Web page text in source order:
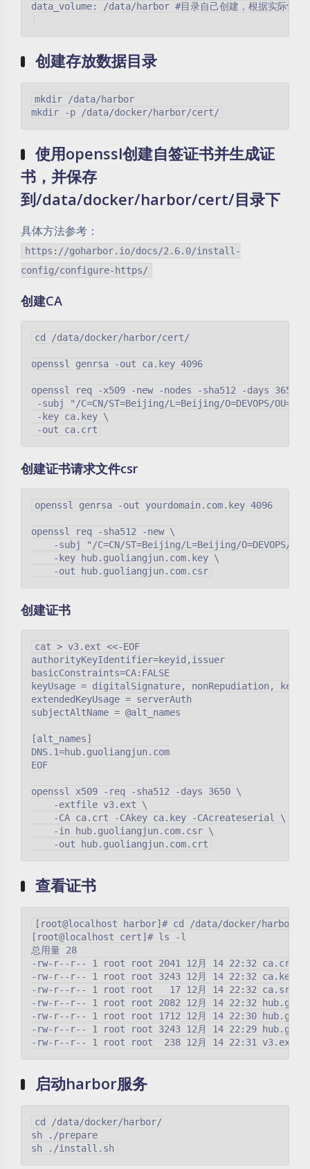
data_volume: /data/harbor #目录自己创建，根据实际情况
创建存放数据目录
mkdir /data/harbor
使用openssl创建自签证书并生成证
书，并保存
到/data/docker/harbor/cert/目录下
具体方法参考：
https://goharbor.io/docs/2.6.0/install-
config/configure-https/
创建CA
cd /data/docker/harbor/cert/
openssl genrsa -out ca.key 4096
openssl req -x509 -new -nodes -sha512 -days 3650 \
-subj "/C=CN/ST=Beijing/L=Beijing/O=DEVOPS/
-key ca.key \
创建证书请求文件csr
openssl genrsa -out yourdomain.com.key 4096
openssl req -sha512 -new \
-subj "/C=CN/ST=Beijing/L=Beijing/O=DEVOPS/
    -key hub.guoliangjun.com.key \
创建证书
cat > v3.ext <<-EOF
authorityKeyIdentifier=keyid,issuer
basicConstraints=CA:FALSE
keyUsage = digitalSignature, nonRepudiation,
extendedKeyUsage = serverAuth
subjectAltName = @alt_names
[alt_names]
DNS.1=hub.guoliangjun.com
EOF
openssl x509 -req -sha512 -days 3650 \
    -extfile v3.ext \
    -CA ca.crt -CAkey ca.key -CAcreateserial \
    -in hub.guoliangjun.com.csr \
查看证书
[root@localhost harbor]# cd /data/docker/harbor/
[root@localhost cert]# ls -l
总用量 28
-rw-r--r-- 1 root root 2041 12月 14 22:32 ca.crt
-rw-r--r-- 1 root root 3243 12月 14 22:32 ca.key
-rw-r--r-- 1 root root   17 12月 14 22:32 ca.srl
-rw-r--r-- 1 root root 2082 12月 14 22:32
-rw-r--r-- 1 root root 1712 12月 14 22:30
-rw-r--r-- 1 root root 3243 12月 14 22:29
启动harbor服务
cd /data/docker/harbor/
sh ./prepare